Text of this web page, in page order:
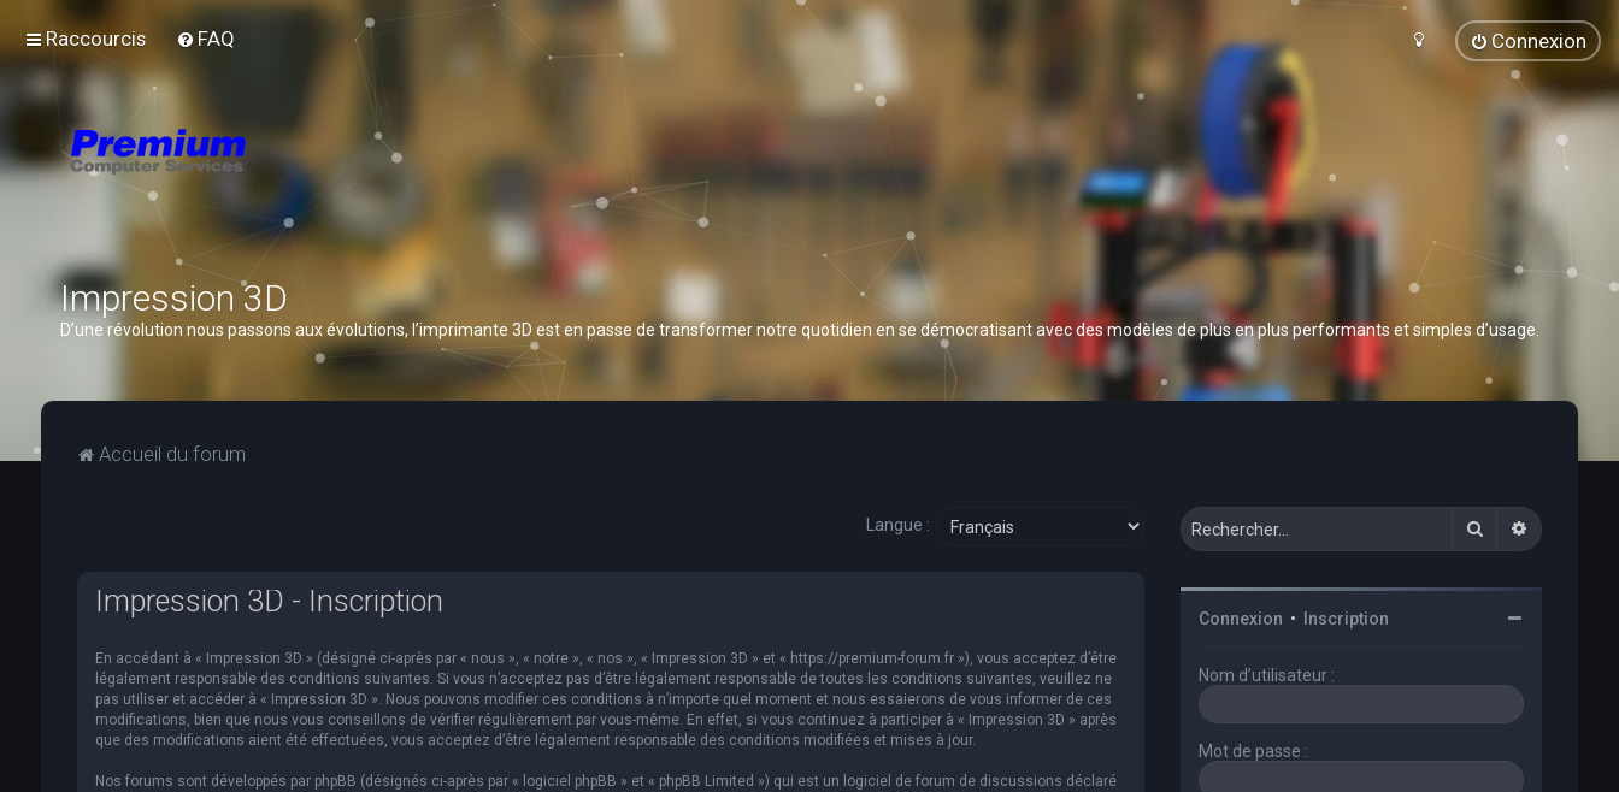
Raccourcis FAQ Connexion
Impression 3D
D’une révolution nous passons aux évolutions, l’imprimante 3D est en passe de transformer notre quotidien en se démocratisant avec des modèles de plus en plus performants et simples d’usage.
Accueil du forum
Langue :
Impression 3D - Inscription
En accédant à « Impression 3D » (désigné ci-après par « nous », « notre », « nos », « Impression 3D » et « https://premium-forum.fr »), vous acceptez d’être
légalement responsable des conditions suivantes. Si vous n’acceptez pas d’être légalement responsable de toutes les conditions suivantes, veuillez ne
pas utiliser et accéder à « Impression 3D ». Nous pouvons modifier ces conditions à n’importe quel moment et nous essaierons de vous informer de ces
modifications, bien que nous vous conseillons de vérifier régulièrement par vous-même. En effet, si vous continuez à participer à « Impression 3D » après
que des modifications aient été effectuées, vous acceptez d’être légalement responsable des conditions modifiées et mises à jour.
Nos forums sont développés par phpBB (désignés ci-après par « logiciel phpBB » et « phpBB Limited ») qui est un logiciel de forum de discussions déclaré
Rechercher
Connexion • Inscription
Nom d’utilisateur :
Mot de passe :